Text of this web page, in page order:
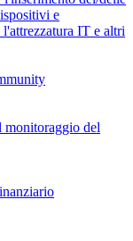
e
IT e altri
del